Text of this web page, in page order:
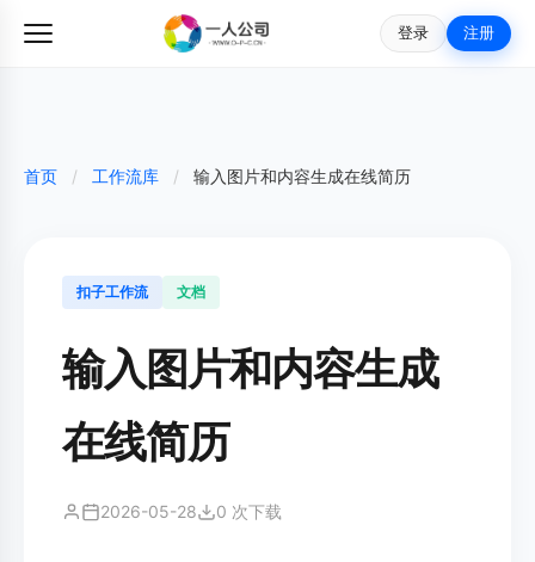
登录 注册
首页 / 工作流库 / 输入图片和内容生成在线简历
扣子工作流 文档
输入图片和内容生成
在线简历
2026-05-28 0 次下载